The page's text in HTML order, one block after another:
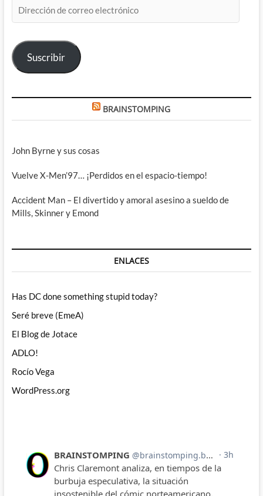
de
electrónico
Suscribir
BRAINSTOMPING
John Byrne y sus cosas
Vuelve X-Men’97… ¡Perdidos en el espacio-tiempo!
Accident Man – El divertido y amoral asesino a sueldo de
Mills, Skinner y Emond
ENLACES
Has DC done something stupid today?
Seré breve (EmeA)
El Blog de Jotace
ADLO!
Rocío Vega
WordPress.org